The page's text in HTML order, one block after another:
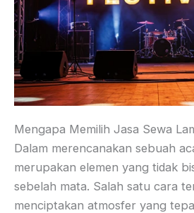
Mengapa Memilih Jasa Sewa
Dalam merencanakan sebuah
merupakan elemen yang tidak
sebelah mata. Salah satu cara
menciptakan atmosfer yang